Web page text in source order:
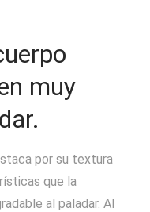
muy
por su textura
que la
al paladar. Al